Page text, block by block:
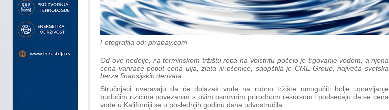
Fotografija od: pixabay.com
Od ove nedelje, na terminskom tržištu roba na Volstritu počelo je trgovanje vodom, a njena
cena variraće poput cena ulja, zlata ili pšenice, saopštila je CME Group, najveća svetska
berza finansijskih derivata.
Stručnjaci uveravaju da će dolazak vode na robno tržište omogućiti bolje upravljanje
budućim rizicima povezanim s ovim osnovnim prirodnom resursom i podsećaju da se cena
vode u Kaliforniji se u poslednjih godinu dana udvostručila.